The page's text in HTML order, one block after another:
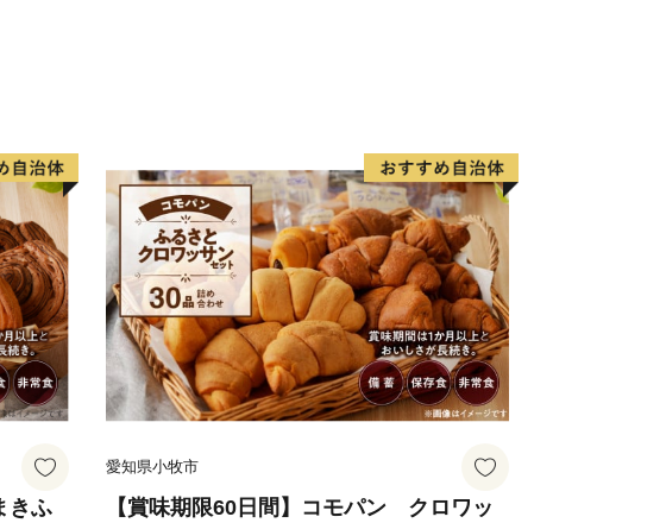
も「高校生レストラン まごの店」があり、営業日
で賑わっています。
の産品を大切に、食の取り組みを進め、紡いできた
と営みを大切にしながら、次世代への引き継いでい
います。
、気が多いまち－多気町。ぜひ、応援してくださ
きふ
愛知県小牧市
【賞味期限60日間】コモパン クロワッ